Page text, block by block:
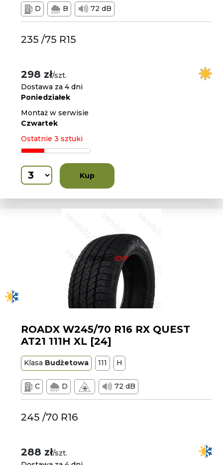
D B 72 dB
235 /75 R15
298 zł/szt.
Dostawa za 4 dni
Poniedziałek
Montaż w serwisie
Czwartek
Ostatnie 3 sztuki
Kup
ROADX W245/70 R16 RX QUEST
AT21 111H XL [24]
Klasa Budżetowa 111 H
C D 72 dB
245 /70 R16
288 zł/szt.